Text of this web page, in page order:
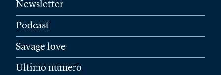
Newsletter
Podcast
Savage love
Ultimo numero